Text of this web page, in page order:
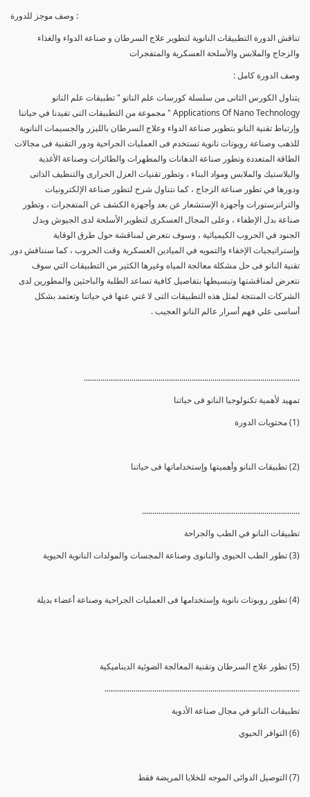
وصف موجز للدورة :
تناقش الدورة التطبيقات النانوية لتطوير علاج السرطان و صناعة الدواء والغذاء
والزجاج والملابس والأسلحة العسكرية والمتفجرات
وصف الدورة كامل :
يتناول الكورس الثانى من سلسلة كورسات علم النانو " تطبيقات علم النانو
Applications Of Nano Technology " مجموعة من التطبيقات التى تفيدنا في حياتنا
وإرتباط تقنية النانو بتطوير صناعة الدواء وعلاج السرطان بالليزر والجسيمات النانوية
للذهب وصناعة روبوتات نانوية تستخدم فى العمليات الجراحية ودور التقنية فى مجالات
الطاقة المتعددة وتطور صناعة الدهانات والمطهرات والطائرات وصناعة الأغذية
والبلاستيك والملابس ومواد البناء ، وتطور تقنيات العزل الحرارى والتنظيف الذاتى
ودورها في تطور صناعة الزجاج ، كما نتناول شرح لتطور صناعة الإلكترونيات
والترانزستورات وأجهزة الإستشعار عن بعد وأجهزة الكشف عن المتفجرات ، وتطور
صناعة بدل الإطفاء ، وعلى المجال العسكرى لتطوير الأسلحة لدى الجيوش وبدل
الجنود في الحروب الكيميائية ، وسوف نتعرض لمناقشة حول طرق الوقاية
وإستراتيجيات الإخفاء والتمويه في الميادين العسكرية وقت الحروب ، كما سنناقش دور
تقنية النانو فى حل مشكلة معالجة المياه وغيرها الكثير من التطبيقات التي سوف
نتعرض لمناقشتها وتبسيطها بتفاصيل كافية تساعد الطلبة والباحثين والمطورين لدى
الشركات المنتجة لمثل هذه التطبيقات التى لا غني عنها في حياتنا وتعتمد بشكل
أساسى علي فهم أسرار عالم النانو العجيب .
........................................................................................................
تمهيد لأهمية تكنولوجيا النانو فى حياتنا
(1) محتويات الدورة
(2) تطبيقات النانو وأهميتها وإستخداماتها فى حياتنا
............................................................................
تطبيقات النانو في الطب والجراحة
(3) تطور الطب الحيوى والنانوى وصناعة المجسات والمولدات النانوية الحيوية
(4) تطور روبوتات نانوية وإستخدامها فى العمليات الجراحية وصناعة أعضاء بديلة
(5) تطور علاج السرطان وتقنية المعالجة الضوئية الديناميكية
..............................................................................................
تطبيقات النانو في مجال صناعة الأدوية
(6) التوافر الحيوي
(7) التوصيل الدوائى الموجه للخلايا المريضة فقط